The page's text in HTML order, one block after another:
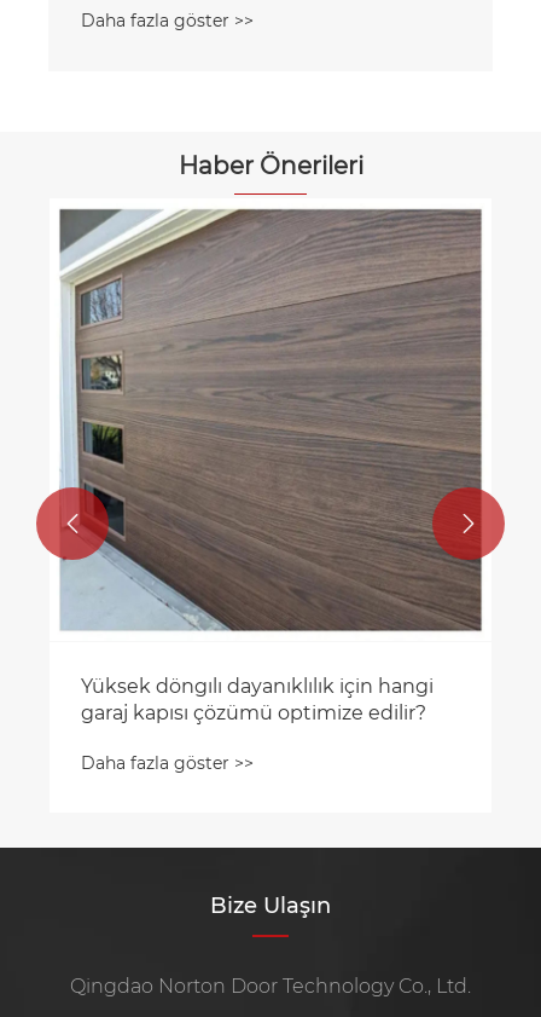
Haber Önerileri
Norton rulo kapıları çeşitli renk ve
stillerde özelleştirilebilir.
Daha fazla göster >>
 
Bize Ulaşın
Qingdao Norton Door Technology Co., Ltd.